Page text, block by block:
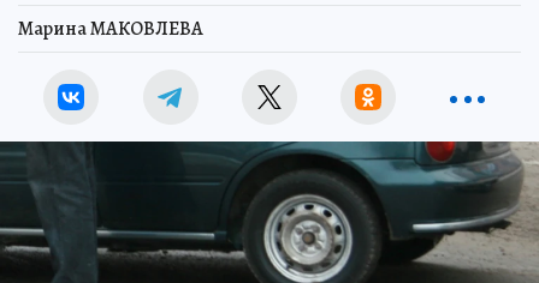
Марина МАКОВЛЕВА